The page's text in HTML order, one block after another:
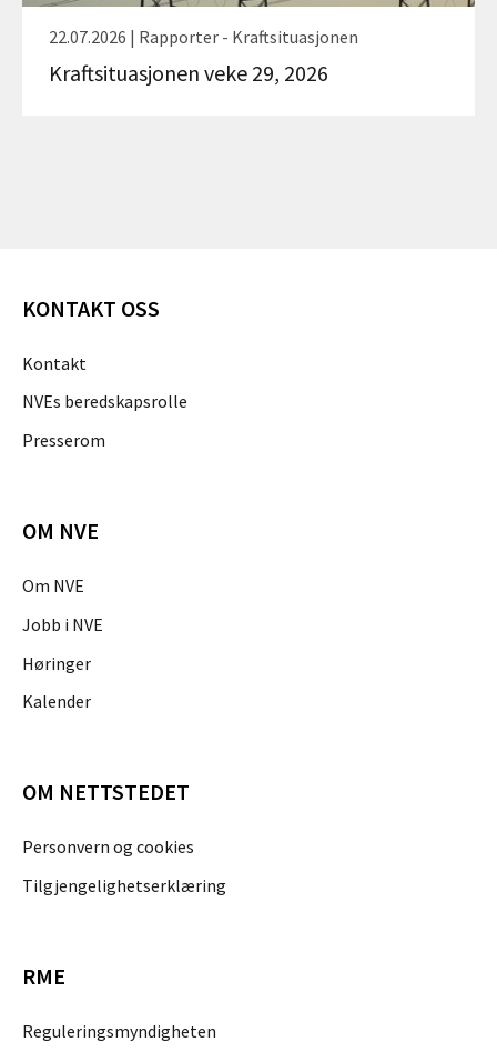
22.07.2026 | Rapporter - Kraftsituasjonen
Kraftsituasjonen veke 29, 2026
KONTAKT OSS
Kontakt
NVEs beredskapsrolle
Presserom
OM NVE
Om NVE
Jobb i NVE
Høringer
Kalender
OM NETTSTEDET
Personvern og cookies
Tilgjengelighetserklæring
RME
Reguleringsmyndigheten